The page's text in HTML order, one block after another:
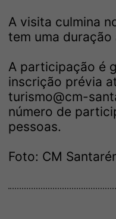
A visita culmina
tem uma
A participação é
inscrição prévia
turismo@cm-
número de
pessoas.
Foto: CM